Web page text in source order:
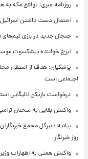
روزنامه عبری: توافق مکه
احتمال دست داشتن اسرائیل
جنجال جدید در بازی
ایرج خواننده پیشکسوت
پزشکیان: هدف از استقرار
اجتماعی است
درخواست بازیکن لالیگایی
واکنش بقایی به سخنان
بیانیه دبیرکل مجمع
روز خبرنگار
واکنش همتی به اظهارات وزیر